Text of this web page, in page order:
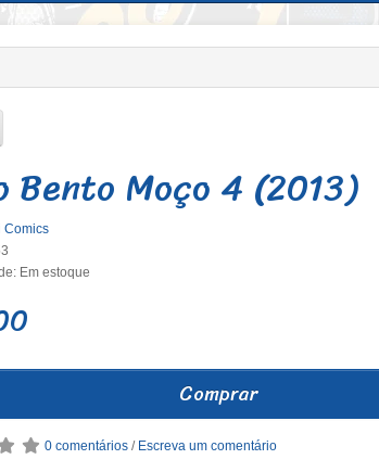
Bento Moço 4 (2013)
Comics
Em estoque
Comprar
0 comentários / Escreva um comentário